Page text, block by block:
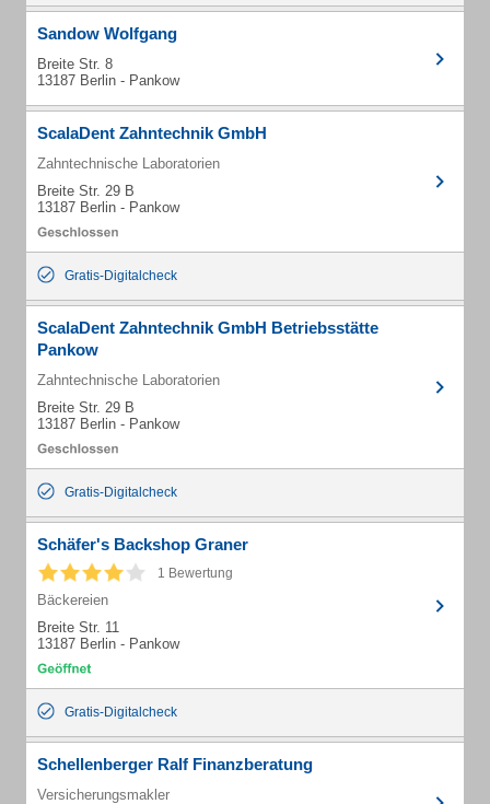
Sandow Wolfgang
Breite Str. 8
13187 Berlin - Pankow
ScalaDent Zahntechnik GmbH
Zahntechnische Laboratorien
Breite Str. 29 B
13187 Berlin - Pankow
Gratis-Digitalcheck
ScalaDent Zahntechnik GmbH Betriebsstätte
Pankow
Zahntechnische Laboratorien
Breite Str. 29 B
13187 Berlin - Pankow
Gratis-Digitalcheck
Schäfer's Backshop Graner
1 Bewertung
Bäckereien
Breite Str. 11
13187 Berlin - Pankow
Gratis-Digitalcheck
Schellenberger Ralf Finanzberatung
Versicherungsmakler